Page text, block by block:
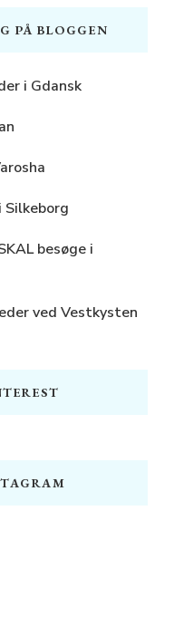
PÅ BLOGGEN
i Gdansk
besøge i
ved Vestkysten